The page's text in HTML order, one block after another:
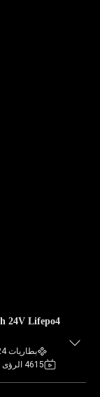
بطاريات 24 فولت 36 فولت 48 فولت
4615 الرؤى